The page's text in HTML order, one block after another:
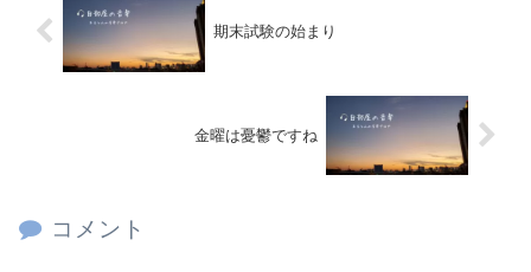
期末試験の始まり
金曜は憂鬱ですね
コメント